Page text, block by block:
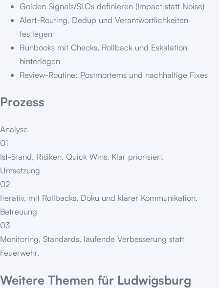
Golden Signals/SLOs definieren (Impact statt Noise)
Alert-Routing, Dedup und Verantwortlichkeiten
festlegen
Runbooks mit Checks, Rollback und Eskalation
hinterlegen
Review-Routine: Postmortems und nachhaltige Fixes
Prozess
Analyse
01
Ist-Stand, Risiken, Quick Wins. Klar priorisiert.
Umsetzung
02
Iterativ, mit Rollbacks, Doku und klarer Kommunikation.
Betreuung
03
Monitoring, Standards, laufende Verbesserung statt
Feuerwehr.
Weitere Themen für Ludwigsburg